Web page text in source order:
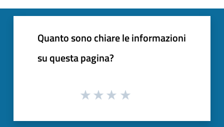
Quanto sono chiare le informazioni
su questa pagina?